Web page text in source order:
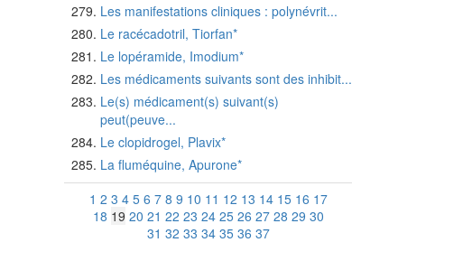
Les manifestations cliniques : polynévrit...
Le racécadotril, Tiorfan*
Le lopéramide, Imodium*
Les médicaments suivants sont des inhibit...
Le(s) médicament(s) suivant(s)
peut(peuve...
Le clopidrogel, Plavix*
La fluméquine, Apurone*
1 2 3 4 5 6 7 8 9 10 11 12 13 14 15 16 17
18 19 20 21 22 23 24 25 26 27 28 29 30
31 32 33 34 35 36 37